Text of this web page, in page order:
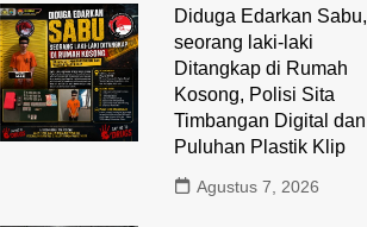
Diduga Edarkan Sabu,
seorang laki-laki
Ditangkap di Rumah
Kosong, Polisi Sita
Timbangan Digital dan
Puluhan Plastik Klip
Agustus 7, 2026